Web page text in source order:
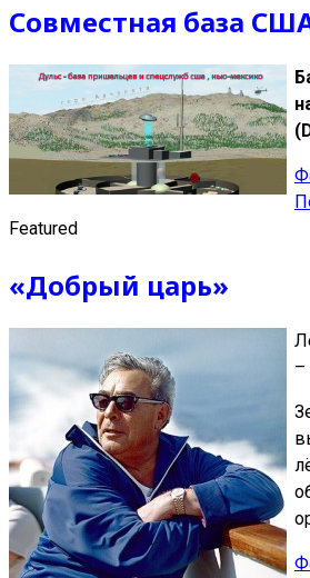
Совместная база
Featured
«Добрый царь»
–